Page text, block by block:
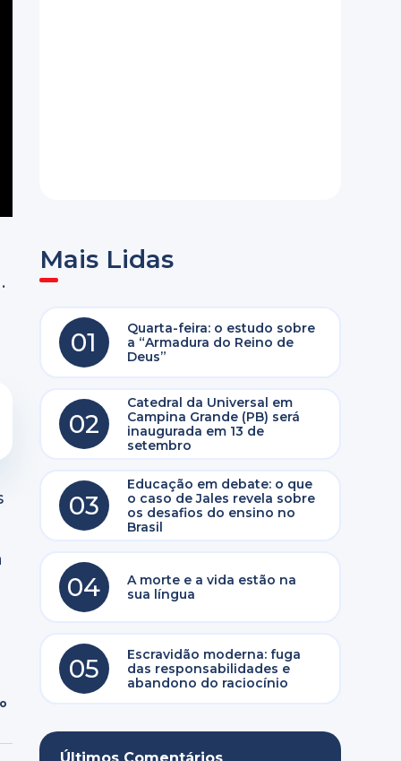
Mais Lidas
01
Quarta-feira: o estudo sobre
a “Armadura do Reino de
Deus”
02
Catedral da Universal em
Campina Grande (PB) será
inaugurada em 13 de
setembro
03
Educação em debate: o que
o caso de Jales revela sobre
os desafios do ensino no
Brasil
04
A morte e a vida estão na
sua língua
05
Escravidão moderna: fuga
das responsabilidades e
abandono do raciocínio